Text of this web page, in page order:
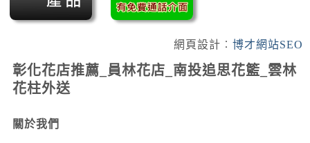
網頁設計︰ 博才網站SEO
彰化花店推薦_員林花店_南投追思花籃_雲林
花柱外送
關於我們